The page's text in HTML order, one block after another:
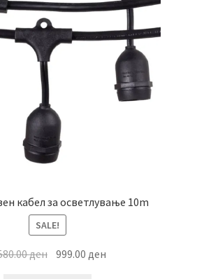
кабел за осветлување 10m
SALE!
ден Original
999.00 ден